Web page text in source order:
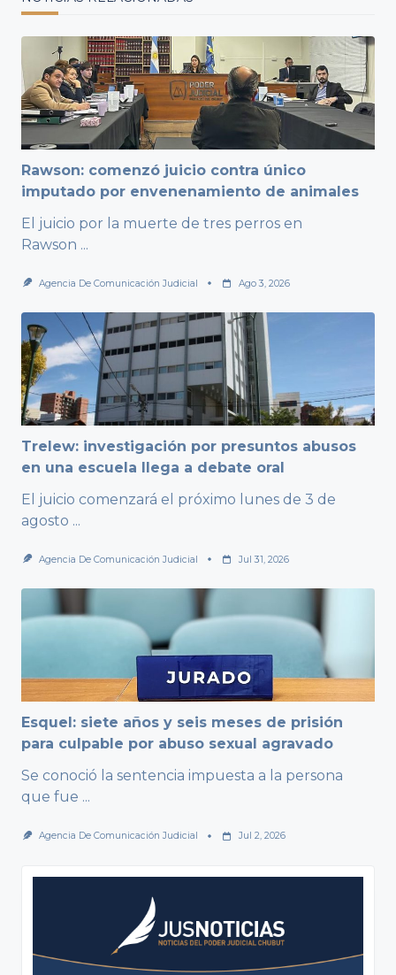
Rawson: comenzó juicio contra único
imputado por envenenamiento de animales
El juicio por la muerte de tres perros en
Rawson ...
Agencia De Comunicación Judicial Ago 3, 2026
Trelew: investigación por presuntos abusos
en una escuela llega a debate oral
El juicio comenzará el próximo lunes de 3 de
agosto ...
Agencia De Comunicación Judicial Jul 31, 2026
Esquel: siete años y seis meses de prisión
para culpable por abuso sexual agravado
Se conoció la sentencia impuesta a la persona
que fue ...
Agencia De Comunicación Judicial Jul 2, 2026